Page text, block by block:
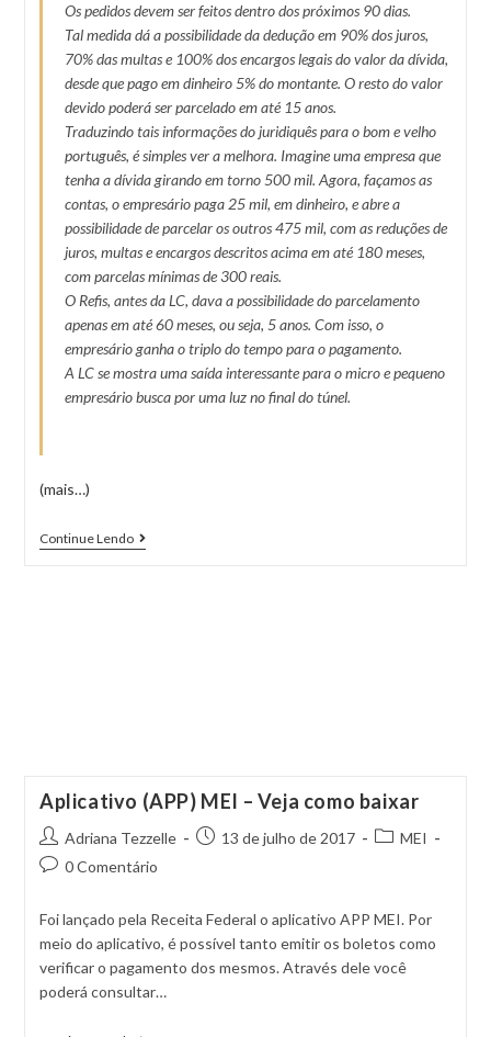
Os pedidos devem ser feitos dentro dos próximos 90 dias.
Tal medida dá a possibilidade da dedução em 90% dos juros,
70% das multas e 100% dos encargos legais do valor da dívida,
desde que pago em dinheiro 5% do montante. O resto do valor
devido poderá ser parcelado em até 15 anos.
Traduzindo tais informações do juridiquês para o bom e velho
português, é simples ver a melhora. Imagine uma empresa que
tenha a dívida girando em torno 500 mil. Agora, façamos as
contas, o empresário paga 25 mil, em dinheiro, e abre a
possibilidade de parcelar os outros 475 mil, com as reduções de
juros, multas e encargos descritos acima em até 180 meses,
com parcelas mínimas de 300 reais.
O Refis, antes da LC, dava a possibilidade do parcelamento
apenas em até 60 meses, ou seja, 5 anos. Com isso, o
empresário ganha o triplo do tempo para o pagamento.
A LC se mostra uma saída interessante para o micro e pequeno
empresário busca por uma luz no final do túnel.
(mais…)
Continue Lendo
Aplicativo (APP) MEI – Veja como baixar
Adriana Tezzelle 13 de julho de 2017
MEI
0 Comentário
Foi lançado pela Receita Federal o aplicativo APP MEI. Por
meio do aplicativo, é possível tanto emitir os boletos como
verificar o pagamento dos mesmos. Através dele você
poderá consultar…